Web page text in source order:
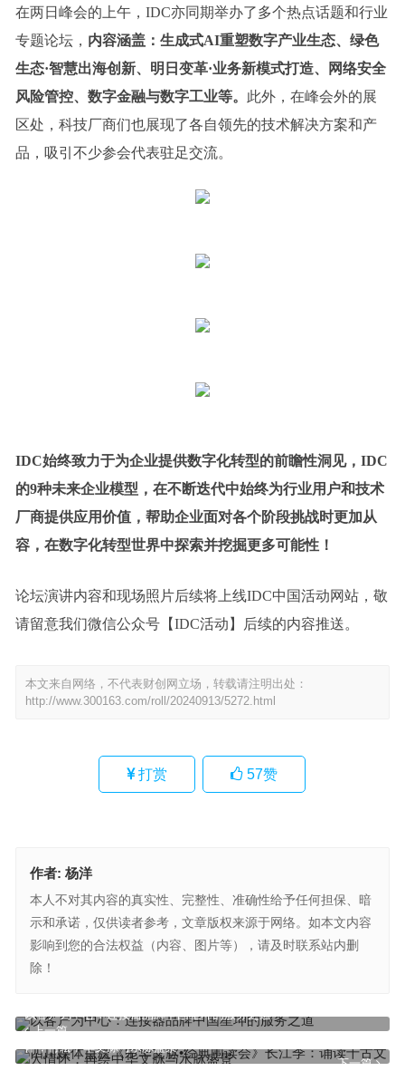
在两日峰会的上午，IDC亦同期举办了多个热点话题和行业
专题论坛， 内容涵盖：生成式AI重塑数字产业生态、绿色
生态·智慧出海创新、明日变革·业务新模式打造、网络安全
风险管控、数字金融与数字工业等。 此外，在峰会外的展
区处，科技厂商们也展现了各自领先的技术解决方案和产
品，吸引不少参会代表驻足交流。
IDC始终致力于为企业提供数字化转型的前瞻性洞见，IDC
的9种未来企业模型，在不断迭代中始终为行业用户和技术
厂商提供应用价值，帮助企业面对各个阶段挑战时更加从
容，在数字化转型世界中探索并挖掘更多可能性！
论坛演讲内容和现场照片后续将上线IDC中国活动网站，敬
请留意我们微信公众号【IDC活动】后续的内容推送。
本文来自网络，不代表财创网立场，转载请注明出处：
http://www.300163.com/roll/20240913/5272.html
打赏 57赞
作者: 杨洋
本人不对其内容的真实性、完整性、准确性给予任何担保、暗
示和承诺，仅供读者参考，文章版权来源于网络。如本文内容
影响到您的合法权益（内容、图片等），请及时联系站内删
除！
上一篇
以客户为中心：连接器品牌中国星坤的服务之道
下一篇
四川媒体点赞《中华文脉•经典围读会》长江季：诵读千古文人情
怀，再绘中华文脉与水脉盛景